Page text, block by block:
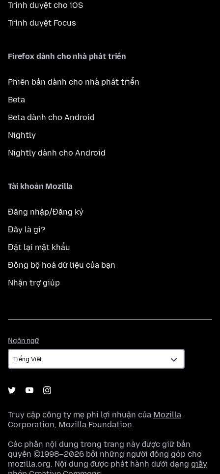
Trình duyệt cho iOS
Trình duyệt Focus
Firefox dành cho nhà phát triển
Phiên bản dành cho nhà phát triển
Beta
Beta dành cho Android
Nightly
Nightly dành cho Android
Tài khoản Mozilla
Đăng nhập/Đăng ký
Đây là gì?
Đặt lại mật khẩu
Đồng bộ hoá dữ liệu của bạn
Nhận trợ giúp
Ngôn ngữ
ngữ
Truy cập công ty mẹ phi lợi nhuận của Mozilla
Corporation, Mozilla Foundation.
Các phần nội dung trong trang này được giữ bản
quyền ©1998–2026 bởi những người đóng góp cho
mozilla.org. Nội dung được phát hành dưới dạng giấy